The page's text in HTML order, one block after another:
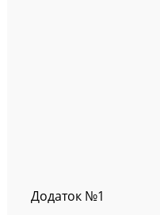
Додаток №1